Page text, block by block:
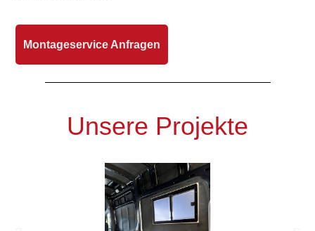
Montageservice Anfragen
Unsere Projekte